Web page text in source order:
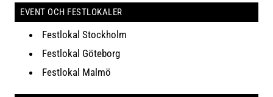
EVENT OCH FESTLOKALER
Festlokal Stockholm
Festlokal Göteborg
Festlokal Malmö